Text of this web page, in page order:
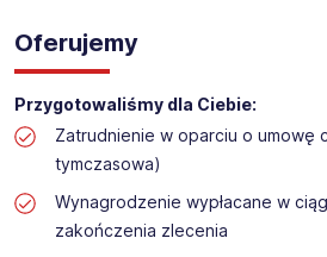
Oferujemy
Przygotowaliśmy dla Ciebie:
Zatrudnienie w oparciu o umowę
tymczasowa)
Wynagrodzenie wypłacane w
zakończenia zlecenia